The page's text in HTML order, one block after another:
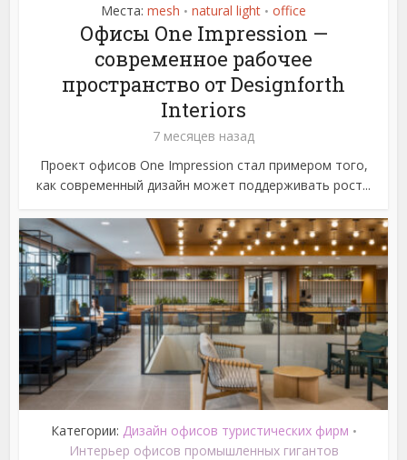
Места: mesh • natural light • office
Офисы One Impression —
современное рабочее
пространство от Designforth
Interiors
7 месяцев назад
Проект офисов One Impression стал примером того,
как современный дизайн может поддерживать рост...
Категории: Дизайн офисов туристических фирм •
Интерьер офисов промышленных гигантов